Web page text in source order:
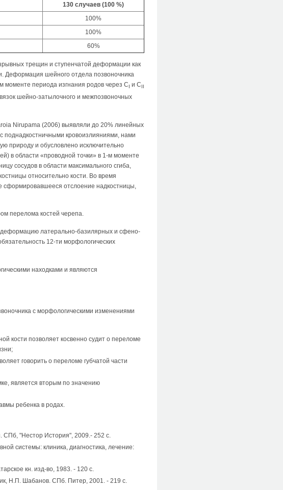
130 случаев (100 %)
100%
100%
60%
трещин и ступенчатой деформации как
Деформация шейного отдела позвоночника
моменте периода изгнания родов через СI и СII
шейно-затылочного и межпозвоночных
Nirupama (2006) выявляли до 20% линейных
поднадкостничными кровоизлияниями, нами
природу и обусловлено исключительно
в области «проводной точки» в 1-м моменте
сосудов в области максимального сгиба,
относительно кости. Во время
сформировавшееся отслоение надкостницы,
перелома костей черепа.
деформацию латерально-базилярных и сфено-
12-ти морфологических
находками и являются
с морфологическими изменениями
кости позволяет косвенно судит о переломе
говорить о переломе губчатой части
является вторым по значению
ребенка в родах.
"Нестор История", 2009.- 252 с.
системы: клиника, диагностика, лечение:
кн. изд-во, 1983. - 120 с.
Н.П. Шабанов. СПб. Питер, 2001. - 219 с.